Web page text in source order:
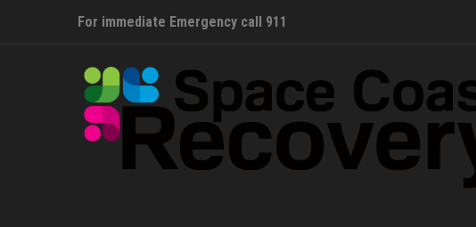
For immediate Emergency call 911